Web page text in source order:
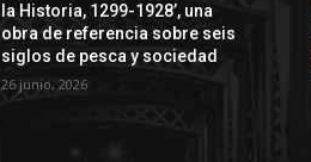
la Historia, 1299-1928’, una
obra de referencia sobre seis
siglos de pesca y sociedad
26 junio, 2026